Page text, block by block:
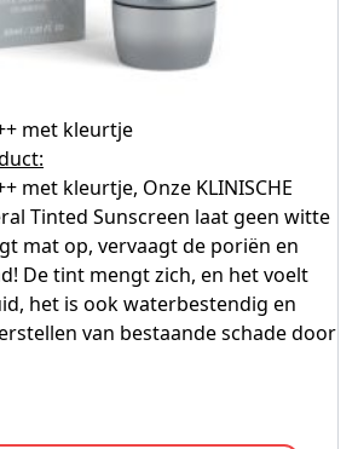
met kleurtje
met kleurtje, Onze KLINISCHE
Tinted Sunscreen laat geen witte
mat op, vervaagt de poriën en
De tint mengt zich, en het voelt
het is ook waterbestendig en
van bestaande schade door